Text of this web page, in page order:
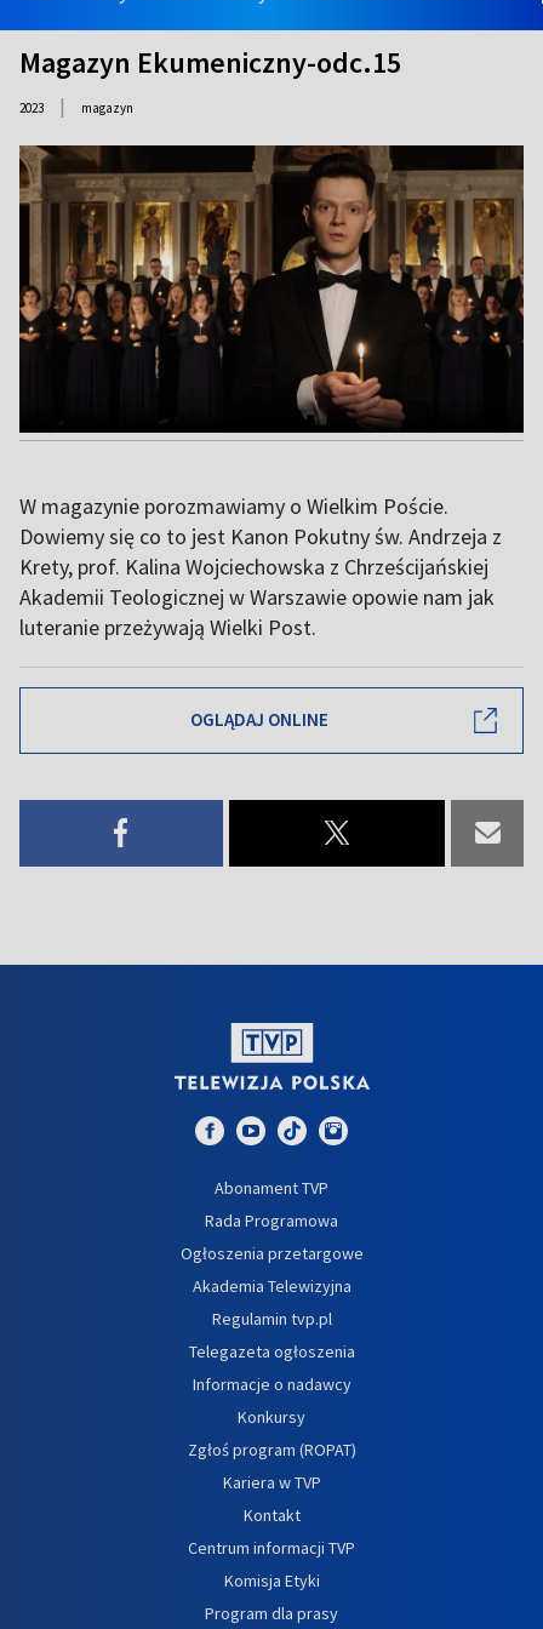
Magazyn Ekumeniczny-odc.15
2023 | magazyn
W magazynie porozmawiamy o Wielkim Poście.
Dowiemy się co to jest Kanon Pokutny św. Andrzeja z
Krety, prof. Kalina Wojciechowska z Chrześcijańskiej
Akademii Teologicznej w Warszawie opowie nam jak
luteranie przeżywają Wielki Post.
OGLĄDAJ ONLINE
Abonament TVP
Rada Programowa
Ogłoszenia przetargowe
Akademia Telewizyjna
Regulamin tvp.pl
Telegazeta ogłoszenia
Informacje o nadawcy
Konkursy
Zgłoś program (ROPAT)
Kariera w TVP
Kontakt
Centrum informacji TVP
Komisja Etyki
Program dla prasy